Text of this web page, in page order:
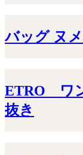
バッグ ヌ
ETRO ワ
抜き